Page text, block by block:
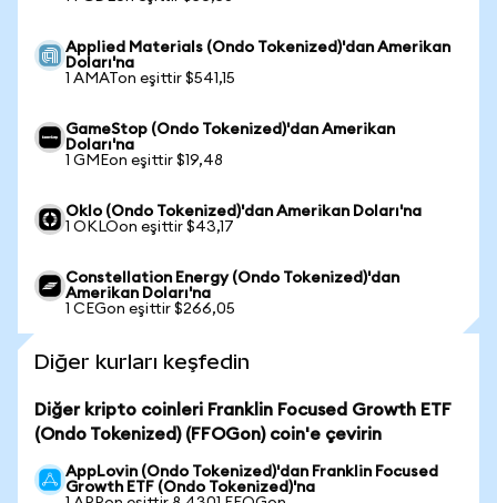
Applied Materials (Ondo Tokenized)'dan Amerikan
Doları'na
1 AMATon eşittir $541,15
GameStop (Ondo Tokenized)'dan Amerikan
Doları'na
1 GMEon eşittir $19,48
Oklo (Ondo Tokenized)'dan Amerikan Doları'na
1 OKLOon eşittir $43,17
Constellation Energy (Ondo Tokenized)'dan
Amerikan Doları'na
1 CEGon eşittir $266,05
Diğer kurları keşfedin
Diğer kripto coinleri Franklin Focused Growth ETF
(Ondo Tokenized) (FFOGon) coin'e çevirin
AppLovin (Ondo Tokenized)'dan Franklin Focused
Growth ETF (Ondo Tokenized)'na